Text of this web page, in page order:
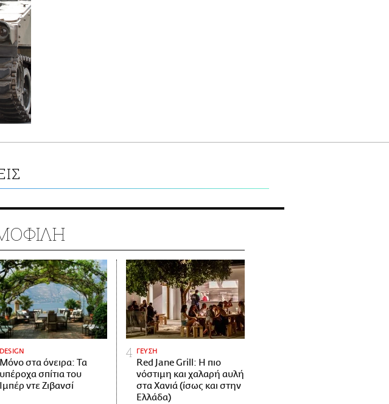
DESIGN
Μόνο στα όνειρα: Τα
υπέροχα σπίτια του
Ιμπέρ ντε Ζιβανσί
ΓΕΥΣΗ
Red Jane Grill: Η πιο
νόστιμη και χαλαρή αυλή
στα Χανιά (ίσως και στην
Ελλάδα)